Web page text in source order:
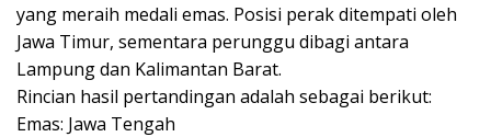
yang meraih medali emas. Posisi perak ditempati oleh
Jawa Timur, sementara perunggu dibagi antara
Lampung dan Kalimantan Barat.
Rincian hasil pertandingan adalah sebagai berikut:
Emas: Jawa Tengah